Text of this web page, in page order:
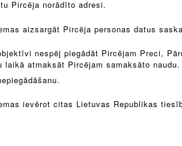
Pircēja norādīto adresi.
aizsargāt Pircēja personas datus
nespēj piegādāt Pircējam Preci,
laikā atmaksāt Pircējam samaksāto
ievērot citas Lietuvas Republikas